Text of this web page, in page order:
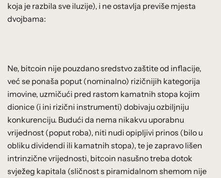
koja je razbila sve iluzije), i ne ostavlja previše mjesta
dvojbama:
Ne, bitcoin nije pouzdano sredstvo zaštite od inflacije,
već se ponaša poput (nominalno) rizičnijih kategorija
imovine, uzmičući pred rastom kamatnih stopa kojim
dionice (i ini rizični instrumenti) dobivaju ozbiljniju
konkurenciju. Budući da nema nikakvu uporabnu
vrijednost (poput roba), niti nudi opipljivi prinos (bilo u
obliku dividendi ili kamatnih stopa), te je zapravo lišen
intrinzične vrijednosti, bitcoin nasušno treba dotok
svježeg kapitala (sličnost s piramidalnom shemom nije